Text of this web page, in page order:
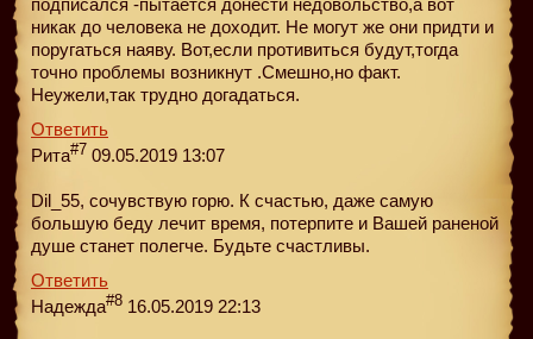
никак до человека не доходит. Не могут же они придти и
поругаться наяву. Вот,если противиться будут,тогда
точно проблемы возникнут .Смешно,но факт.
Неужели,так трудно догадаться.
Ответить
Рита#7 09.05.2019 13:07
Dil_55, сочувствую горю. К счастью, даже самую
большую беду лечит время, потерпите и Вашей раненой
душе станет полегче. Будьте счастливы.
Ответить
Надежда#8 16.05.2019 22:13